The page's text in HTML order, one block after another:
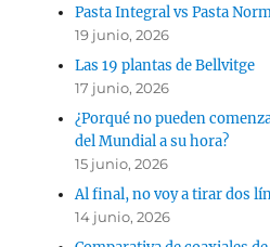
Pasta Integral vs Pasta
19 junio, 2026
Las 19 plantas de Bellvitge
17 junio, 2026
¿Porqué no pueden
del Mundial a su hora?
15 junio, 2026
Al final, no voy a tirar dos
14 junio, 2026